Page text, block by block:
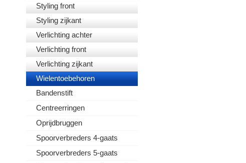
Styling front
Styling zijkant
Verlichting achter
Verlichting front
Verlichting zijkant
Wielentoebehoren
Bandenstift
Centreerringen
Oprijdbruggen
Spoorverbreders 4-gaats
Spoorverbreders 5-gaats